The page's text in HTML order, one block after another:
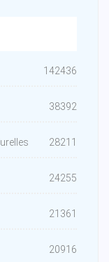
142436
38392
28211
24255
21361
20916